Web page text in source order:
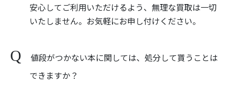
安心してご利用いただけるよう、無理な買取は一切
いたしません。お気軽にお申し付けください。
値段がつかない本に関しては、処分して貰うことは
できますか？